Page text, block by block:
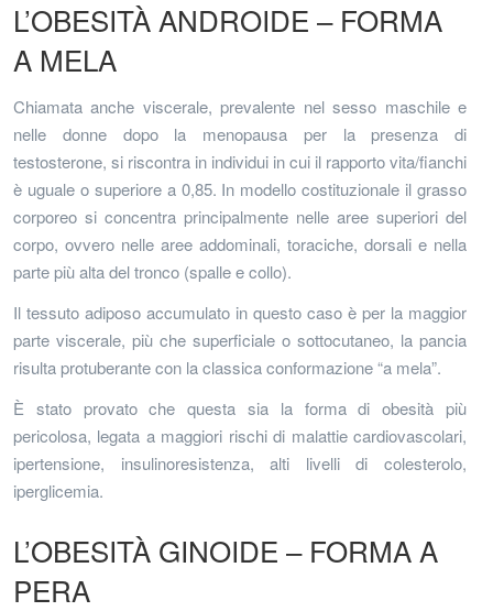
L’OBESITÀ ANDROIDE – FORMA
A MELA
Chiamata anche viscerale, prevalente nel sesso maschile e
nelle donne dopo la menopausa per la presenza di
testosterone, si riscontra in individui in cui il rapporto vita/fianchi
è uguale o superiore a 0,85. In modello costituzionale il grasso
corporeo si concentra principalmente nelle aree superiori del
corpo, ovvero nelle aree addominali, toraciche, dorsali e nella
parte più alta del tronco (spalle e collo).
Il tessuto adiposo accumulato in questo caso è per la maggior
parte viscerale, più che superficiale o sottocutaneo, la pancia
risulta protuberante con la classica conformazione “a mela”.
È stato provato che questa sia la forma di obesità più
pericolosa, legata a maggiori rischi di malattie cardiovascolari,
ipertensione, insulinoresistenza, alti livelli di colesterolo,
iperglicemia.
L’OBESITÀ GINOIDE – FORMA A
PERA